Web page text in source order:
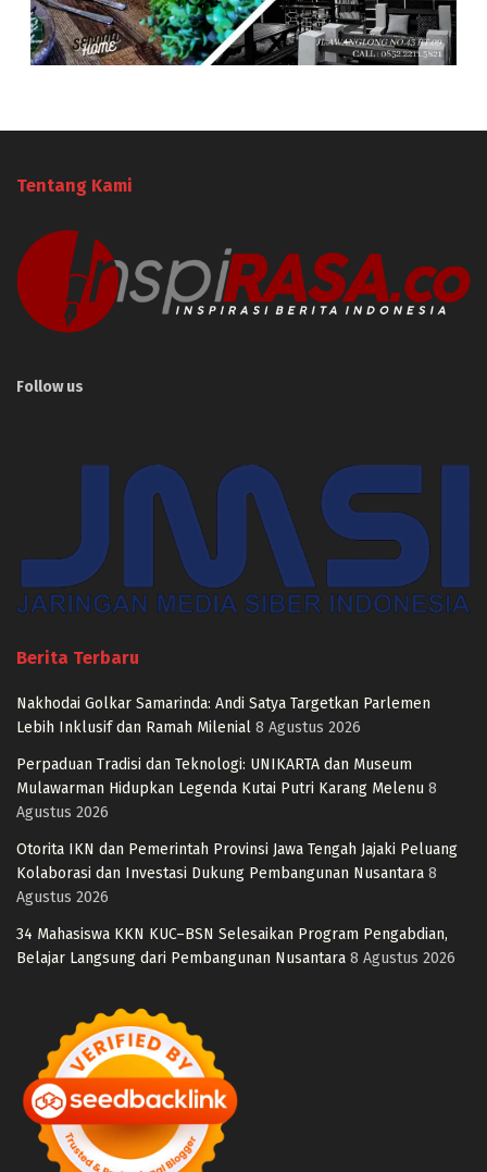
Tentang Kami
Follow us
Berita Terbaru
Nakhodai Golkar Samarinda: Andi Satya Targetkan Parlemen
Lebih Inklusif dan Ramah Milenial 8 Agustus 2026
Perpaduan Tradisi dan Teknologi: UNIKARTA dan Museum
Mulawarman Hidupkan Legenda Kutai Putri Karang Melenu 8
Agustus 2026
Otorita IKN dan Pemerintah Provinsi Jawa Tengah Jajaki Peluang
Kolaborasi dan Investasi Dukung Pembangunan Nusantara 8
Agustus 2026
34 Mahasiswa KKN KUC–BSN Selesaikan Program Pengabdian,
Belajar Langsung dari Pembangunan Nusantara 8 Agustus 2026